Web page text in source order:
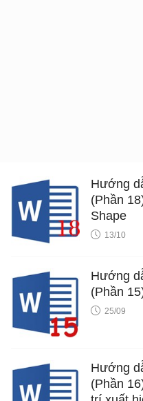
Hướng
(Phần
Shape
13/10
Hướng
(Phần
25/09
Hướng
(Phần